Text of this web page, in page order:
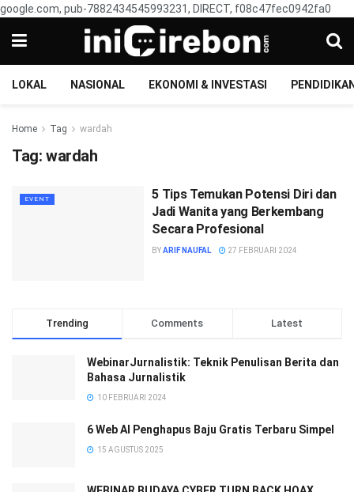
google.com, pub-7882434545993231, DIRECT, f08c47fec0942fa0
LOKAL NASIONAL EKONOMI & INVESTASI
Home Tag wardah
Tag: wardah
EVENT
5 Tips Temukan Potensi Diri dan
Jadi Wanita yang Berkembang
Secara Profesional
BYARIF NAUFAL 27 FEBRUARI 2024
Trending Comments Latest
WebinarJurnalistik: Teknik Penulisan Berita dan
Bahasa Jurnalistik
10 FEBRUARI 2024
6 Web AI Penghapus Baju Gratis Terbaru Simpel
15 AGUSTUS 2025